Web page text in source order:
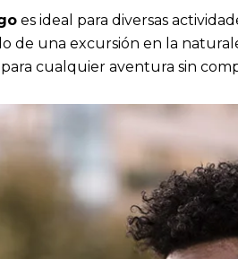
es ideal para diversas
de una excursión en la
cualquier aventura sin